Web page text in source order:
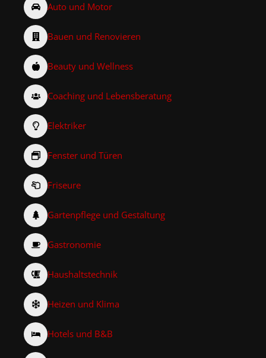
Auto und Motor
Bauen und Renovieren
Beauty und Wellness
Coaching und Lebensberatung
Elektriker
Fenster und Türen
Friseure
Gartenpflege und Gestaltung
Gastronomie
Haushaltstechnik
Heizen und Klima
Hotels und B&B